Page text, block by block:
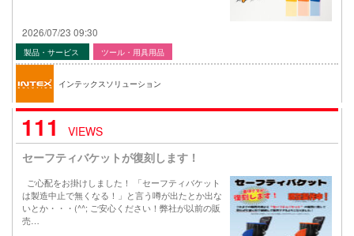
2026/07/23 09:30
製品・サービス ツール・用具用品
インテックスソリューション
111
VIEWS
セーフティバケットが復刻します！
ご心配をお掛けしました！ 「セーフティバケット
は製造中止で無くなる！」と言う噂が出たとか出な
いとか・・・(^^; ご安心ください！弊社が以前の販
売…